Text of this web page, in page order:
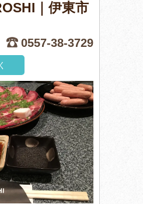
｜伊東市
0557-38-3729